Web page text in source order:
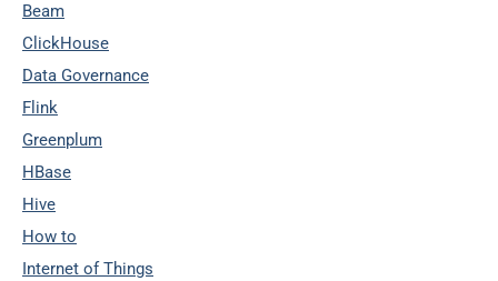
Beam
ClickHouse
Data Governance
Flink
Greenplum
HBase
Hive
How to
Internet of Things